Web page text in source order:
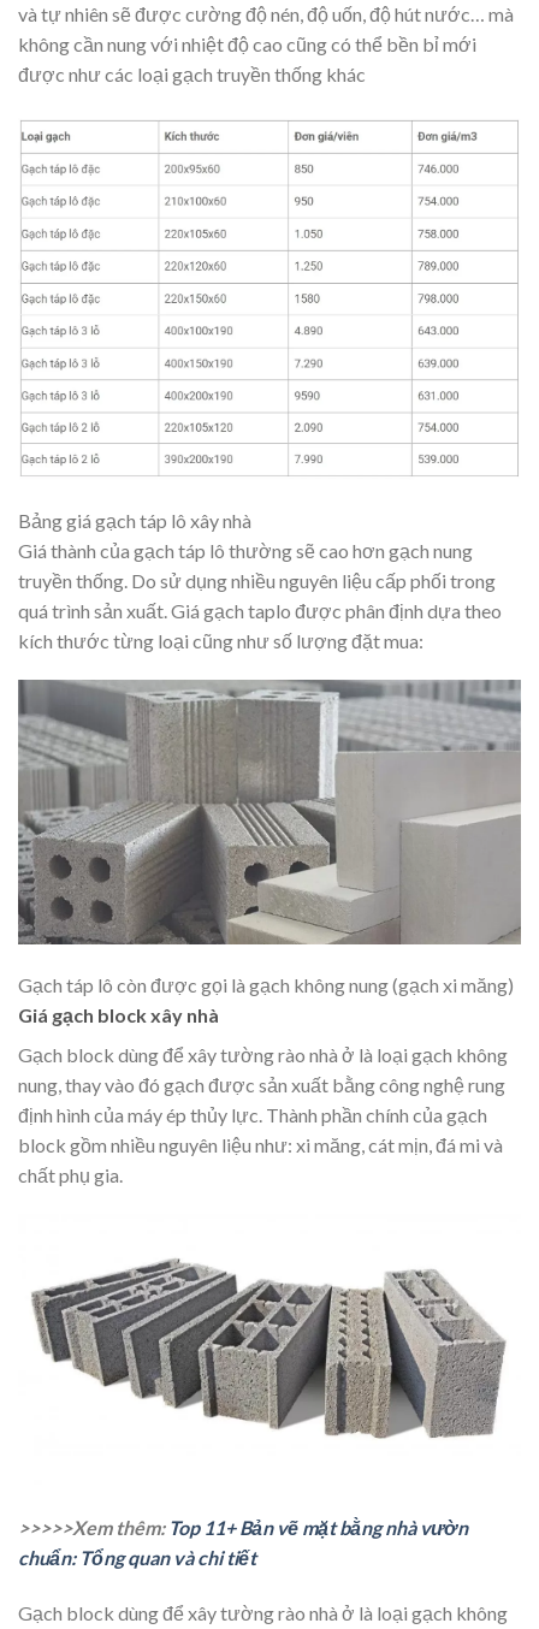
và tự nhiên sẽ được cường độ nén, độ uốn, độ hút nước… mà
không cần nung với nhiệt độ cao cũng có thể bền bỉ mới
được như các loại gạch truyền thống khác
Bảng giá gạch táp lô xây nhà
Giá thành của gạch táp lô thường sẽ cao hơn gạch nung
truyền thống. Do sử dụng nhiều nguyên liệu cấp phối trong
quá trình sản xuất. Giá gạch taplo được phân định dựa theo
kích thước từng loại cũng như số lượng đặt mua:
Gạch táp lô còn được gọi là gạch không nung (gạch xi măng)
Giá gạch block xây nhà
Gạch block dùng để xây tường rào nhà ở là loại gạch không
nung, thay vào đó gạch được sản xuất bằng công nghệ rung
định hình của máy ép thủy lực. Thành phần chính của gạch
block gồm nhiều nguyên liệu như: xi măng, cát mịn, đá mi và
chất phụ gia.
>>>>>Xem thêm: Top 11+ Bản vẽ mặt bằng nhà vườn
chuẩn: Tổng quan và chi tiết
Gạch block dùng để xây tường rào nhà ở là loại gạch không